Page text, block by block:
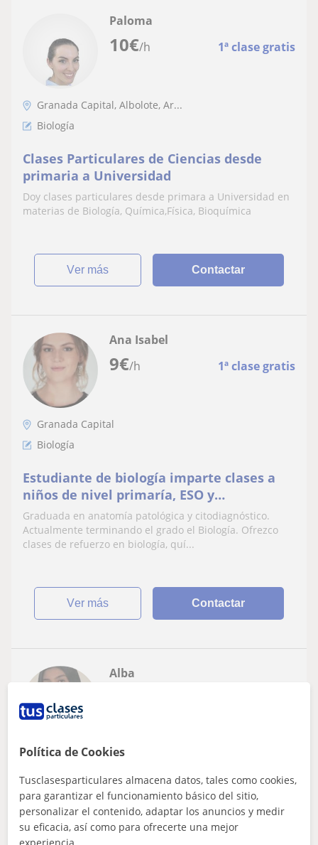
10€/h 1ª clase gratis
Paloma
Granada Capital, Albolote, Ar...
Biología
Clases Particulares de Ciencias desde
primaria a Universidad
Doy clases particulares desde primara a Universidad en
materias de Biología, Química,Física, Bioquímica
ver más Contactar
9€/h 1ª clase gratis
Ana Isabel
Granada Capital
Biología
Estudiante de biología imparte clases a
niños de nivel primaría, ESO y
bachillerato. También materias como
ingles, lengua castellana
Graduada en anatomía patológica y citodiagnóstico.
Actualmente terminando el grado el Biología. Ofrezco
clases de refuerzo en biología, quí...
ver más Contactar
Alba
Granada Capital
Biología
Profesora particular imparte clases a
niños de Primaria,ESO y Biología a
Política de Cookies
Tusclasesparticulares almacena datos, tales como cookies,
para garantizar el funcionamiento básico del sitio,
personalizar el contenido, adaptar los anuncios y medir
su eficacia, así como para ofrecerte una mejor
experiencia.